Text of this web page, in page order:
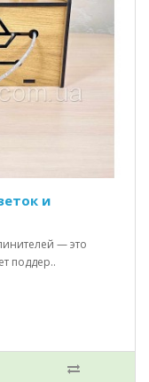
и
— это
поддер..